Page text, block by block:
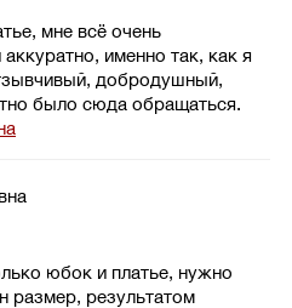
мне всё очень
именно так, как я
добродушный,
было сюда обращаться.
юбок и платье, нужно
размер, результатом